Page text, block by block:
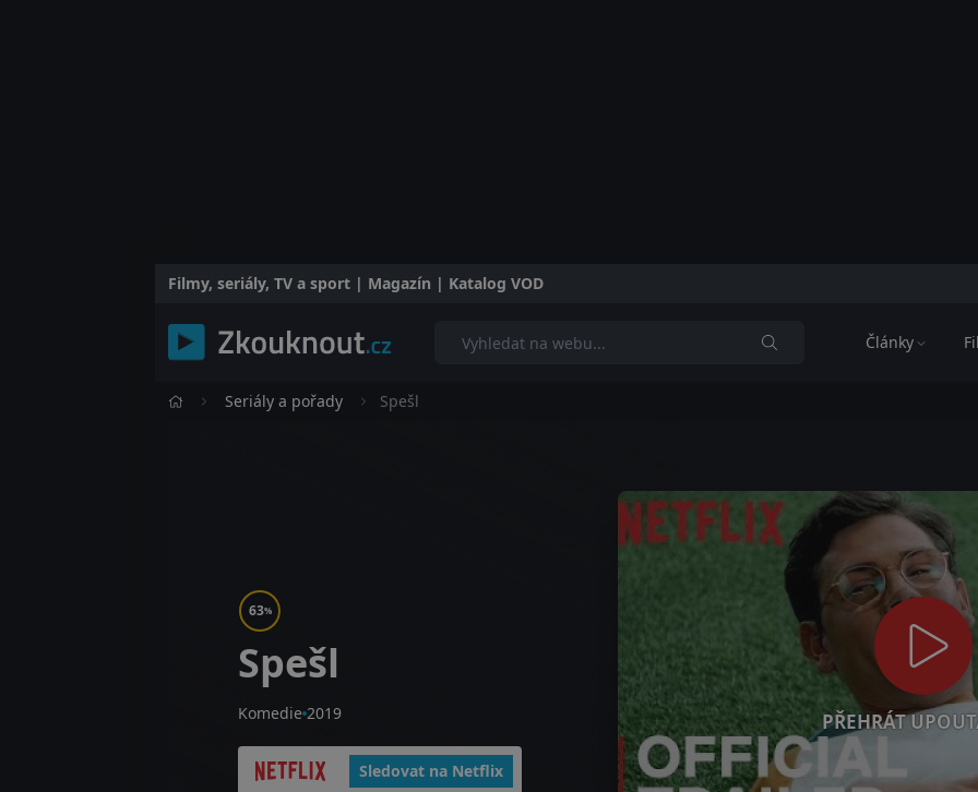
Filmy, seriály, TV a sport | Magazín | Katalog VOD
Články
Seriály a pořady Spešl
PŘEHRÁT
63%
Spešl
Komedie 2019
Sledovat na Netflix